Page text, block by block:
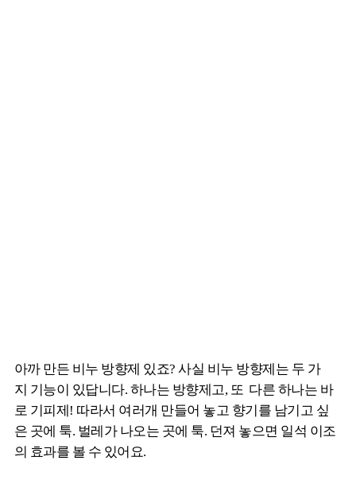
아까 만든 비누 방향제 있죠? 사실 비누 방향제는 두 가
지 기능이 있답니다. 하나는 방향제고, 또 다른 하나는 바
로 기피제! 따라서 여러개 만들어 놓고 향기를 남기고 싶
은 곳에 툭. 벌레가 나오는 곳에 툭. 던져 놓으면 일석 이조
의 효과를 볼 수 있어요.